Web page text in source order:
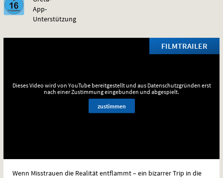
FILMTRAILER
Dieses Video wird von YouTube bereitgestellt und aus Datenschutzgründen erst
nach einer Zustimmung eingebunden und abgespielt.
zustimmen
Wenn Misstrauen die Realität entflammt – ein bizarrer Trip in die